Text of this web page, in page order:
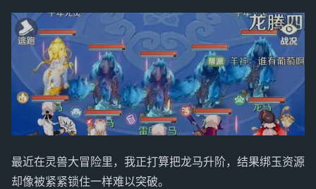
最近在灵兽大冒险里，我正打算把龙马升阶，结果绑玉资源
却像被紧紧锁住一样难以突破。